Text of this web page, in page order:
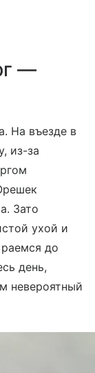
—
На въезде в
из-за
Зато
ухой и
до
день,
невероятный